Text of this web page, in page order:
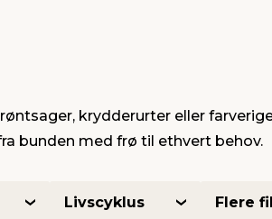
krydderurter eller
bunden med frø til ethvert behov.
Livscyklus Flere